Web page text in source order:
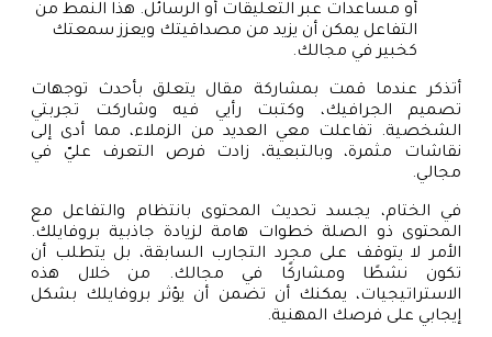
أو مساعدات عبر التعليقات أو الرسائل. هذا النمط من
التفاعل يمكن أن يزيد من مصداقيتك ويعزز سمعتك
كخبير في مجالك.
أتذكر عندما قمت بمشاركة مقال يتعلق بأحدث توجهات
تصميم الجرافيك، وكتبت رأيي فيه وشاركت تجربتي
الشخصية. تفاعلت معي العديد من الزملاء، مما أدى إلى
نقاشات مثمرة، وبالتبعية، زادت فرص التعرف عليّ في
مجالي.
في الختام، يجسد تحديث المحتوى بانتظام والتفاعل مع
المحتوى ذو الصلة خطوات هامة لزيادة جاذبية بروفايلك.
الأمر لا يتوقف على مجرد التجارب السابقة، بل يتطلب أن
تكون نشطًا ومشاركًا في مجالك. من خلال هذه
الاستراتيجيات، يمكنك أن تضمن أن يؤثر بروفايلك بشكل
إيجابي على فرصك المهنية.